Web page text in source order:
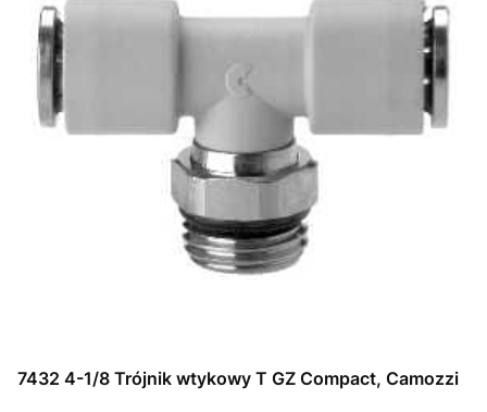
7432 4-1/8 Trójnik wtykowy T GZ Compact, Camozzi